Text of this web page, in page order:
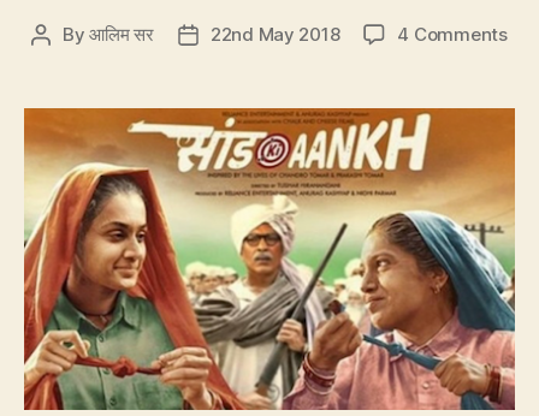
PostByआलिम सर
Post22nd May 2018 4 Commentson
–
में
छुपा
है
‘ड’
और
‘ड़’
का
नियम